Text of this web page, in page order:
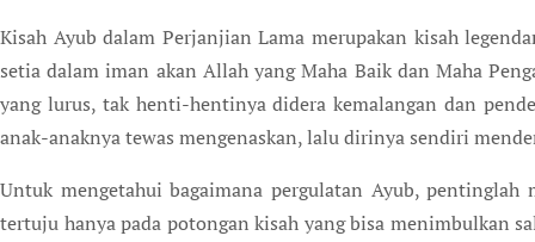
Kisah Ayub dalam Perjanjian Lama merupakan kisah
setia dalam iman akan Allah yang Maha Baik dan Maha
yang lurus, tak henti-hentinya didera kemalangan dan
anak-anaknya tewas mengenaskan, lalu dirinya sendiri
Untuk mengetahui bagaimana pergulatan Ayub,
tertuju hanya pada potongan kisah yang bisa menimbulkan